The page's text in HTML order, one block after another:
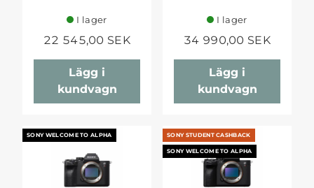
I lager
22 545,00 SEK
Lägg i
kundvagn
I lager
34 990,00 SEK
Lägg i
kundvagn
SONY WELCOME TO ALPHA SONY STUDENT CASHBACK
SONY WELCOME TO ALPHA